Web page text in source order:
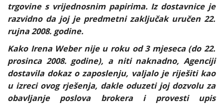
trgovine s vrijednosnim papirima. Iz dostavnice je
razvidno da joj je predmetni zaključak uručen 22.
rujna 2008. godine.
Kako Irena Weber nije u roku od 3 mjeseca (do 22.
prosinca 2008. godine), a niti naknadno, Agenciji
dostavila dokaz o zaposlenju, valjalo je riješiti kao
u izreci ovog rješenja, dakle oduzeti joj dozvolu za
obavljanje poslova brokera i provesti upis